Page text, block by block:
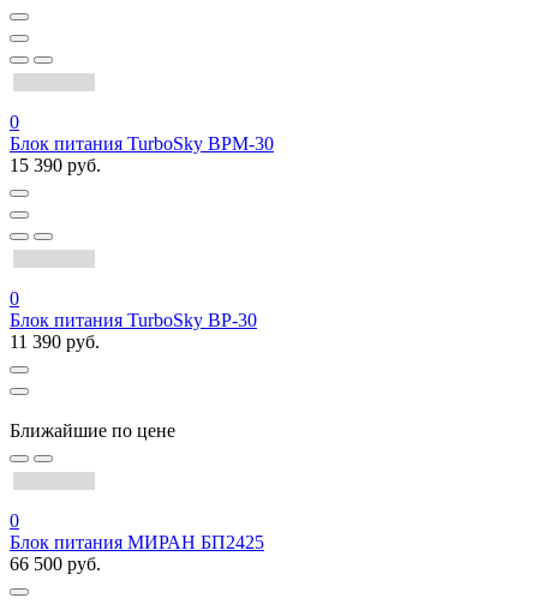
0
Блок питания TurboSky BPM-30
15 390 руб.
0
Блок питания TurboSky BP-30
11 390 руб.
Ближайшие по цене
0
Блок питания МИРАН БП2425
66 500 руб.